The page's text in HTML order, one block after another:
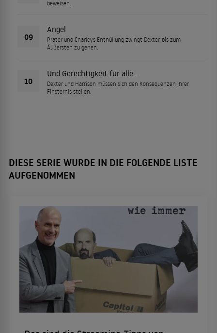
beweisen.
09
Angel
Prater und Charleys Enthüllung zwingt Dexter, bis zum
Äußersten zu gehen.
10
Und Gerechtigkeit für alle...
Dexter und Harrison müssen sich den Konsequenzen ihrer
Finsternis stellen.
DIESE SERIE WURDE IN DIE FOLGENDE LISTE
AUFGENOMMEN